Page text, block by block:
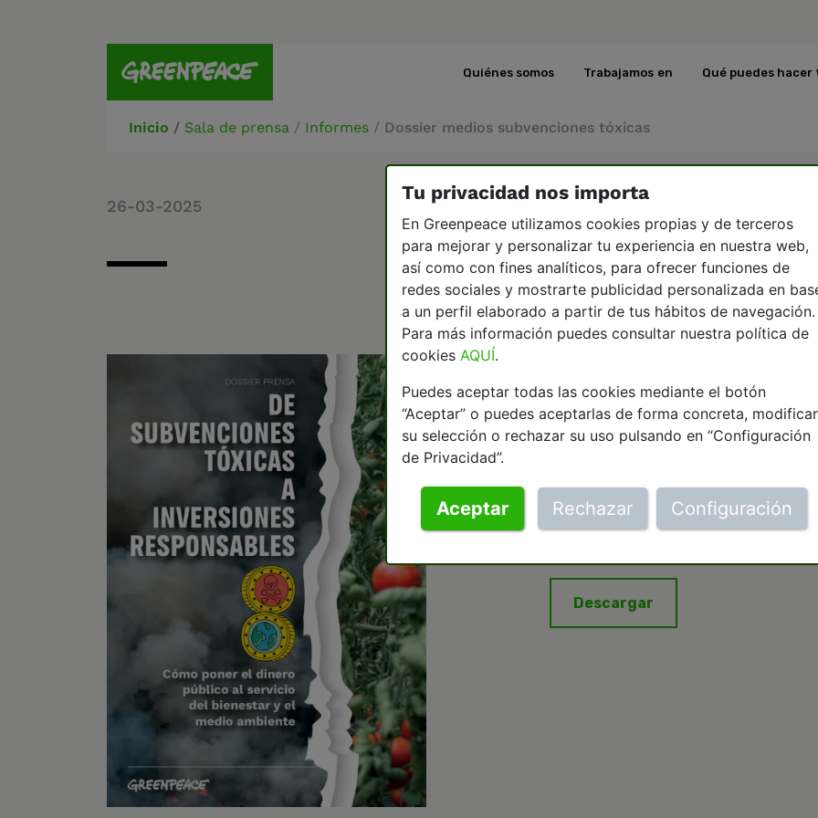
Quiénes somos Trabajamos en Qué puedes hacer
Inicio / Sala de prensa / Informes / Dossier medios subvenciones tóxicas
26-03-2025
Descargar
Tu privacidad nos importa
En Greenpeace utilizamos cookies propias y de terceros
para mejorar y personalizar tu experiencia en nuestra web,
así como con fines analíticos, para ofrecer funciones de
redes sociales y mostrarte publicidad personalizada en
a un perfil elaborado a partir de tus hábitos de navegación.
Para más información puedes consultar nuestra política de
cookies AQUÍ.
Puedes aceptar todas las cookies mediante el botón
“Aceptar” o puedes aceptarlas de forma concreta, modificar
su selección o rechazar su uso pulsando en “Configuración
de Privacidad”.
Aceptar Rechazar Configuración